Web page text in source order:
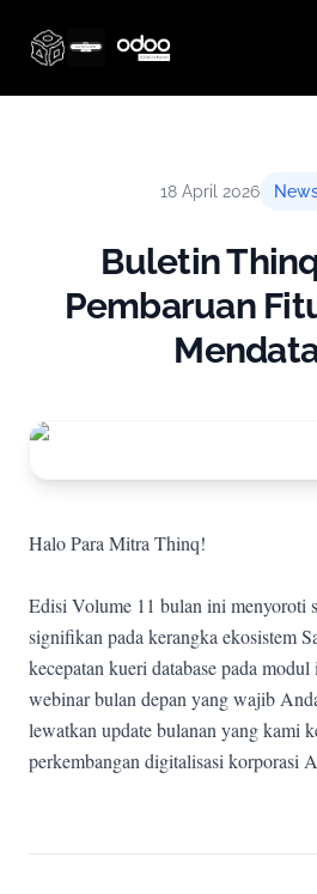
Thinq Technology
18 April 2026
Buletin
Pembaruan
Halo Para Mitra Thinq!
Edisi Volume 11 bulan ini menyoroti
signifikan pada kerangka ekosistem
kecepatan kueri database pada
webinar bulan depan yang wajib
lewatkan update bulanan yang kami
perkembangan digitalisasi korporasi